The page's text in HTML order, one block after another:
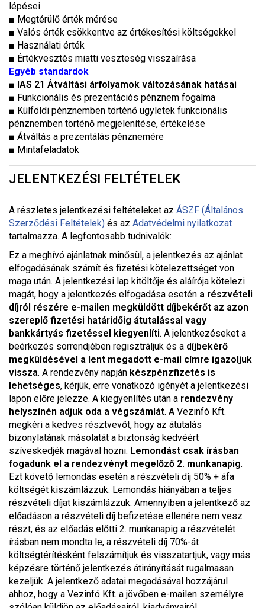
lépései
■ Megtérülő érték mérése
■ Valós érték csökkentve az értékesítési költségekkel
■ Használati érték
■ Értékvesztés miatti veszteség visszaírása
Egyéb standardok
■ IAS 21 Átváltási árfolyamok változásának hatásai
■ Funkcionális és prezentációs pénznem fogalma
■ Külföldi pénznemben történő ügyletek funkcionális
pénznemben történő megjelenítése, értékelése
■ Átváltás a prezentálás pénznemére
■ Mintafeladatok
JELENTKEZÉSI FELTÉTELEK
A részletes jelentkezési feltételeket az ÁSZF (Általános
Szerződési Feltételek) és az Adatvédelmi nyilatkozat
tartalmazza. A legfontosabb tudnivalók:
Ez a meghívó ajánlatnak minősül, a jelentkezés az ajánlat
elfogadásának számít és fizetési kötelezettséget von
maga után. A jelentkezési lap kitöltője és aláírója kötelezi
magát, hogy a jelentkezés elfogadása esetén a részvételi
díjról részére e-mailen megküldött díjbekérőt az azon
szereplő fizetési határidőig átutalással vagy
bankkártyás fizetéssel kiegyenlíti. A jelentkezéseket a
beérkezés sorrendjében regisztráljuk és a díjbekérő
megküldésével a lent megadott e-mail címre igazoljuk
vissza. A rendezvény napján készpénzfizetés is
lehetséges, kérjük, erre vonatkozó igényét a jelentkezési
lapon előre jelezze. A kiegyenlítés után a rendezvény
helyszínén adjuk oda a végszámlát. A Vezinfó Kft.
megkéri a kedves résztvevőt, hogy az átutalás
bizonylatának másolatát a biztonság kedvéért
szíveskedjék magával hozni. Lemondást csak írásban
fogadunk el a rendezvényt megelőző 2. munkanapig.
Ezt követő lemondás esetén a részvételi díj 50% + áfa
költségét kiszámlázzuk. Lemondás hiányában a teljes
részvételi díjat kiszámlázzuk. Amennyiben a jelentkező az
előadáson a részvételi díj befizetése ellenére nem vesz
részt, és az előadás előtti 2. munkanapig a részvételét
írásban nem mondta le, a részvételi díj 70%-át
költségtérítésként felszámítjuk és visszatartjuk, vagy más
képzésre történő jelentkezés átirányítását rugalmasan
kezeljük. A jelentkező adatai megadásával hozzájárul
ahhoz, hogy a Vezinfó Kft. a jövőben e-mailen személyre